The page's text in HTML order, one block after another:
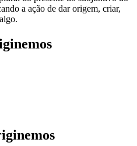
a ação de dar origem, criar,